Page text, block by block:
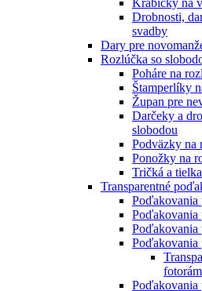
Krabičky na
Drobnosti,
svadby
Dary pre
Rozlúčka so
Poháre na
Štamperlíky
Župan pre
Darčeky a
slobodou
Podväzky na
Ponožky na
Tričká a
Transparentné
Poďakovania
Poďakovania
Poďakovania
Poďakovania
Poďakovania